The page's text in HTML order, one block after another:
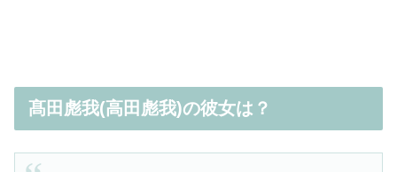
髙田彪我(高田彪我)の彼女は？